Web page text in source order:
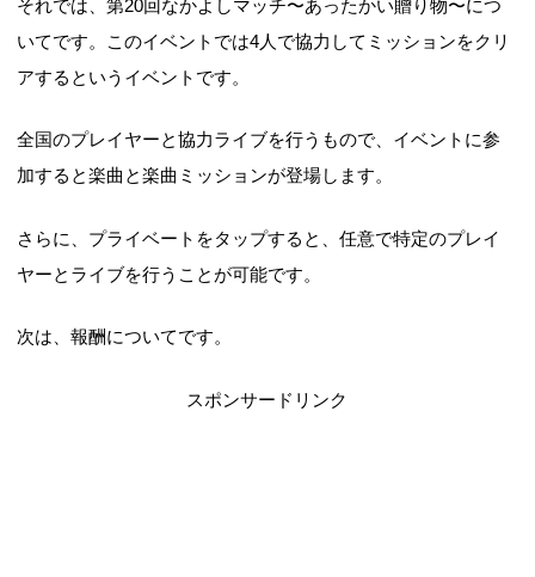
それでは、第20回なかよしマッチ〜あったかい贈り物〜につ
いてです。このイベントでは4人で協力してミッションをクリ
アするというイベントです。
全国のプレイヤーと協力ライブを行うもので、イベントに参
加すると楽曲と楽曲ミッションが登場します。
さらに、プライベートをタップすると、任意で特定のプレイ
ヤーとライブを行うことが可能です。
次は、報酬についてです。
スポンサードリンク